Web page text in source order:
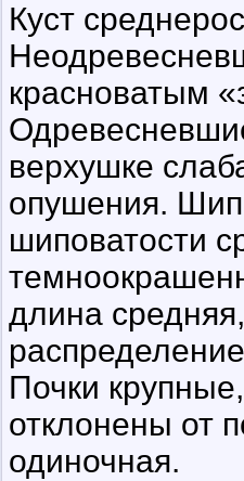
Куст
красноватым
верхушке
опушения.
шиповатости
длина
Почки
отклонены от
одиночная.